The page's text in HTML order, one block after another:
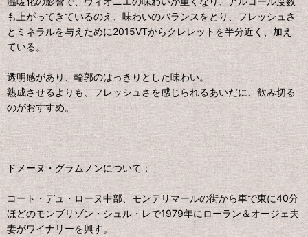
も上がってきているのえ、味わいのバランスをとり、フレッシュさ
とミネラルを与えために2015VTからクレレットを半分近く、加え
ている。
透明感があり、輪郭のはっきりとした味わい。
熟成させるよりも、フレッシュさを感じられるあいだに、飲み切る
のがおすすめ。
ドメーヌ・グラムノンについて：
コート・デュ・ローヌ中部、モンテリマールの街から車で東に40分
ほどのモンブリゾン・シュル・レで1979年にローラン＆オージェ夫
妻がワイナリーを興す。